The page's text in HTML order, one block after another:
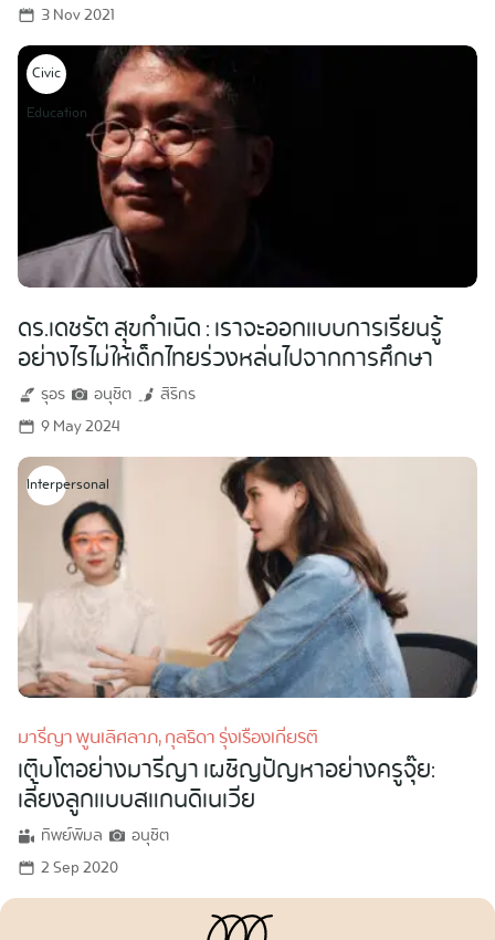
3 Nov 2021
Civic
Education
ดร.เดชรัต สุขกำเนิด : เราจะออกแบบการเรียนรู้
อย่างไรไม่ให้เด็กไทยร่วงหล่นไปจากการศึกษา
รุอร อนุชิต
สิริกร
9 May 2024
Interpersonal
มารีญา พูนเลิศลาภ, กุลธิดา รุ่งเรืองเกียรติ
เติบโตอย่างมารีญา เผชิญปัญหาอย่างครูจุ๊ย:
เลี้ยงลูกแบบสแกนดิเนเวีย
ทิพย์พิมล
อนุชิต
2 Sep 2020